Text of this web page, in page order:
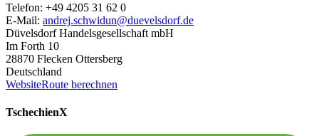
Telefon: +49 4205 31 62 0
E-Mail: andrej.schwidun@duevelsdorf.de
Düvelsdorf Handelsgesellschaft mbH
Im Forth 10
28870 Flecken Ottersberg
Deutschland
WebsiteRoute berechnen
TschechienX